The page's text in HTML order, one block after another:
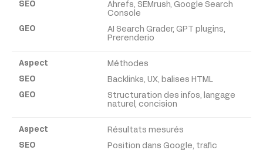
SEO
Ahrefs, SEMrush, Google Search
Console
AI Search Grader, GPT plugins,
Prerender.io
Méthodes
Backlinks, UX, balises HTML
Structuration des infos, langage
naturel, concision
Résultats mesurés
Position dans Google, trafic